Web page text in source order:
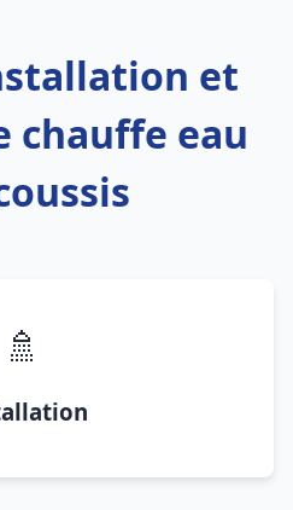
et
chauffe eau
🚿